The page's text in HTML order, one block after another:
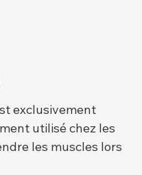
exclusivement
utilisé chez les
les muscles lors